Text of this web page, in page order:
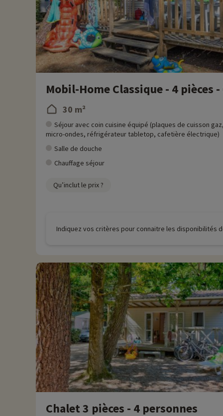
Mobil-Home Classique - 4 pièces
30 m²
Séjour avec coin cuisine équipé (plaques de cuisson gaz,
micro-ondes, réfrigérateur tabletop, cafetière électrique)
Salle de douche
Chauffage séjour
Qu’inclut le prix ?
Indiquez vos critères pour connaitre les disponibilités
Chalet 3 pièces - 4 personnes